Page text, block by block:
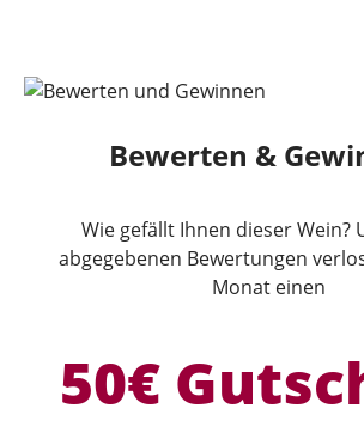
Bewerten &
Wie gefällt Ihnen dieser Wein?
abgegebenen Bewertungen
Monat einen
50€